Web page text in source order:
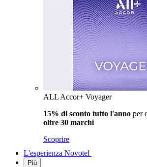
ALL Accor+ Voyager
15% di sconto tutto l'anno per
oltre 30 marchi
Scoprire
L'esperienza Novotel
Più